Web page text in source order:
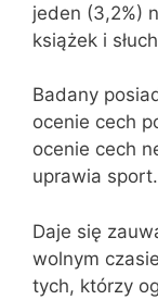
jeden (3,2%)
książek i
Badany
ocenie cech
ocenie cech
uprawia sport.
Daje się
wolnym
tych, którzy